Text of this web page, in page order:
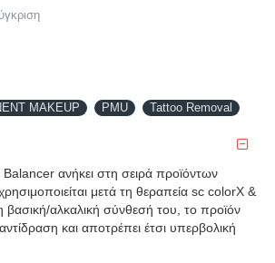
MAKEUP PMU Tattoo Removal
ανήκει στη σειρά προϊόντων
μετά τη θεραπεία sc colorX &
αλκαλική σύνθεσή του, το προϊόν
και αποτρέπει έτσι υπερβολική